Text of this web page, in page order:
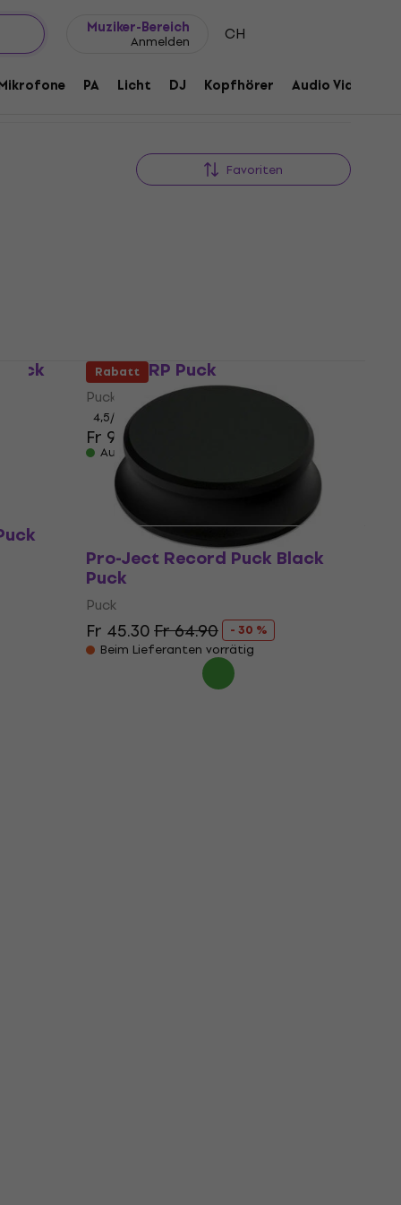
Muziker-Bereich
Anmelden CH
PA Licht DJ Kopfhörer Audio Video
Favoriten
Reloop RP Puck
Puck
4,5/5
Fr 9.59
Auf Lager
Rabatt
Pro-Ject Record Puck Black
Puck
Puck
Fr 45.30Fr 64.90
- 30 %
Beim Lieferanten vorrätig